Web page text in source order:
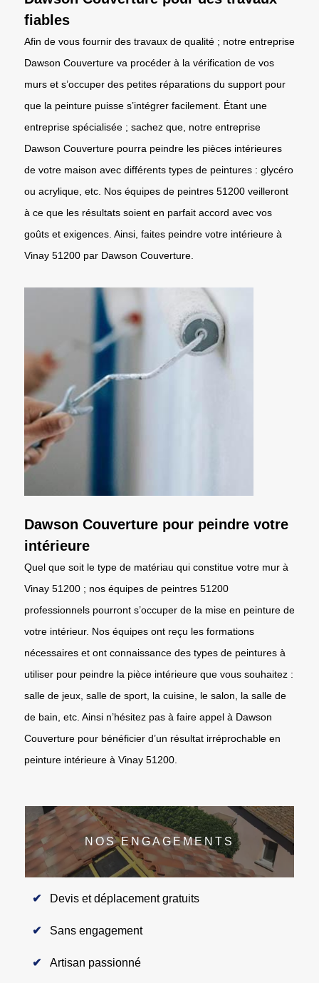
fiables
Afin de vous fournir des travaux de qualité ; notre entreprise
Dawson Couverture va procéder à la vérification de vos
murs et s’occuper des petites réparations du support pour
que la peinture puisse s’intégrer facilement. Étant une
entreprise spécialisée ; sachez que, notre entreprise
Dawson Couverture pourra peindre les pièces intérieures
de votre maison avec différents types de peintures : glycéro
ou acrylique, etc. Nos équipes de peintres 51200 veilleront
à ce que les résultats soient en parfait accord avec vos
goûts et exigences. Ainsi, faites peindre votre intérieure à
Vinay 51200 par Dawson Couverture.
Dawson Couverture pour peindre votre
intérieure
Quel que soit le type de matériau qui constitue votre mur à
Vinay 51200 ; nos équipes de peintres 51200
professionnels pourront s’occuper de la mise en peinture de
votre intérieur. Nos équipes ont reçu les formations
nécessaires et ont connaissance des types de peintures à
utiliser pour peindre la pièce intérieure que vous souhaitez :
salle de jeux, salle de sport, la cuisine, le salon, la salle de
de bain, etc. Ainsi n’hésitez pas à faire appel à Dawson
Couverture pour bénéficier d’un résultat irréprochable en
peinture intérieure à Vinay 51200.
NOS ENGAGEMENTS
Devis et déplacement gratuits
Sans engagement
Artisan passionné